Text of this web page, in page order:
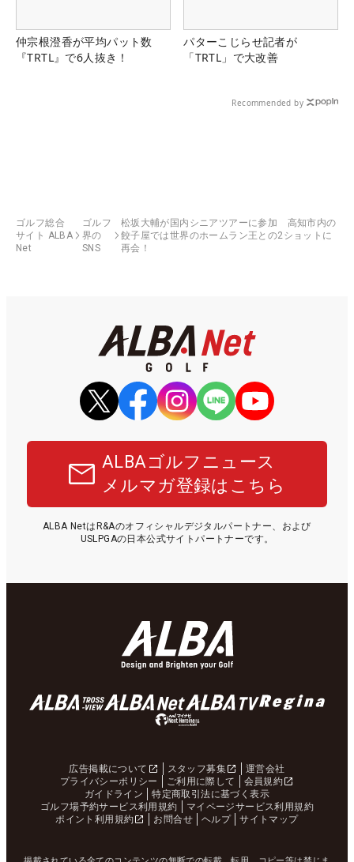
仲宗根澄香が平均パット数
『TRTL』で6人抜き！
パターこじらせ記者が
「TRTL」で大改善
Recommended by
ゴルフ総合
サイト ALBA
Net
ゴルフ
界の
SNS
松坂大輔が国内シニアツアーに参加 高知市内の
餃子屋では世界のホームラン王との2ショットに
再会！
ALBAゴルフニュース
メルマガ登録はこちら
ALBA NetはR&Aのオフィシャルデジタルパートナー、および
USLPGAの日本公式サイトパートナーです。
広告掲載について スタッフ募集
運営会社
プライバシーポリシー
ご利用に際して
会員規約
ガイドライン
特定商取引法に基づく表示
ゴルフ場予約サービス利用規約
マイページサービス利用規約
ポイント利用規約
お問合せ ヘルプ サイトマップ